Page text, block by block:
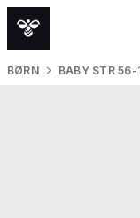
BØRN BABY STR 56-